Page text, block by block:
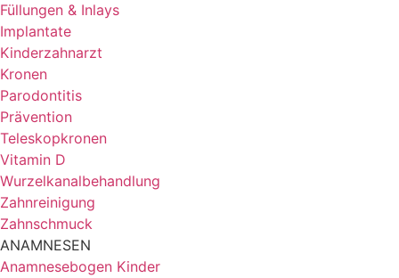
Füllungen & Inlays
Implantate
Kinderzahnarzt
Kronen
Parodontitis
Prävention
Teleskopkronen
Vitamin D
Wurzelkanal­behandlung
Zahnreinigung
Zahnschmuck
ANAMNESEN
Anamnesebogen Kinder